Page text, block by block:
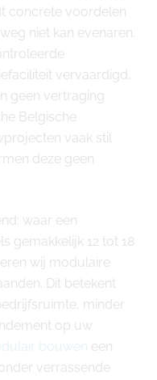
concrete voordelen
niet kan evenaren.
vervaardigd,
geen vertraging
Belgische
vaak stil
deze geen
waar een
gemakkelijk 12 tot 18
wij modulaire
Dit betekent
minder
op uw
bouwen een
verrassende